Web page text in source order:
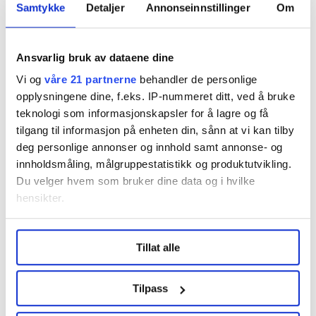
Samtykke Detaljer Annonseinnstillinger Om
Ansvarlig bruk av dataene dine
Vi og våre 21 partnerne behandler de personlige
opplysningene dine, f.eks. IP-nummeret ditt, ved å bruke
teknologi som informasjonskapsler for å lagre og få
tilgang til informasjon på enheten din, sånn at vi kan tilby
deg personlige annonser og innhold samt annonse- og
innholdsmåling, målgruppestatistikk og produktutvikling.
Du velger hvem som bruker dine data og i hvilke
hensikter.
Undermer infokan du lese om hvordan dine personlige
data behandles og hvordan du kan velge hvordan de skal
brukes. Du kan hele tiden endre eller trekke tilbake ditt
samtykke fra erklæringen om informasjonskapsler.
Tillat alle
Tilpass
fagforbundet Nyheter Valg 2023
Del artikkel
Nå:4stillingsannonser